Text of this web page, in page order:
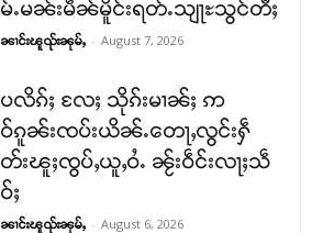
မ်ႉမၼ်းမဵၼ်မိူင်းရတ်ႉသျႃႊသွင်တီႈ
ၼၢင်းၽူၺ်းၼုမ်ႇ - August 7, 2026
ပလိၵ်ႈ လႄႈ သိုၵ်းမၢၼ်ႈ ဢ
ဝ်ၵူၼ်းၸပ်းယိၼ်ႉတေႃႇလွင်းႁဵ
တ်းၽူႈၸွပ်ႇယူႇဝႆႉ ၼႂ်းဝဵင်းလႃႈသဵ
ဝ်ႈ
ၼၢင်းၽူၺ်းၼုမ်ႇ - August 6, 2026